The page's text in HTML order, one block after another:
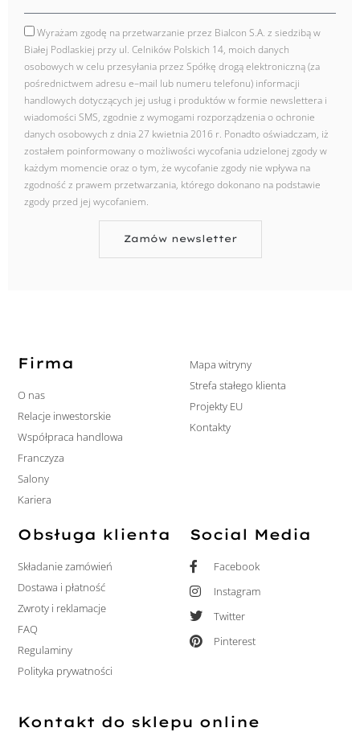
zgodaWyrażam zgodę na przetwarzanie przez Bialcon S.A. z siedzibą w
Białej Podlaskiej przy ul. Celników Polskich 14, moich danych
osobowych w celu przesyłania przez Spółkę drogą elektroniczną (za
pośrednictwem adresu e–mail lub numeru telefonu) informacji
handlowych dotyczących jej usług i produktów w formie newslettera i
wiadomości SMS, zgodnie z wymogami rozporządzenia o ochronie
danych osobowych z dnia 27 kwietnia 2016 r. Ponadto oświadczam, iż
zostałem poinformowany o możliwości wycofania udzielonej zgody w
każdym momencie oraz o tym, że wycofanie zgody nie wpływa na
zgodność z prawem przetwarzania, którego dokonano na podstawie
zgody przed jej wycofaniem.
Zamów newsletter
Firma
O nas
Relacje inwestorskie
Współpraca handlowa
Franczyza
Salony
Kariera
Mapa witryny
Strefa stałego klienta
Projekty EU
Kontakty
Obsługa klienta
Składanie zamówień
Dostawa i płatność
Zwroty i reklamacje
FAQ
Regulaminy
Polityka prywatności
Social Media
Facebook
Instagram
Twitter
Pinterest
Kontakt do sklepu online